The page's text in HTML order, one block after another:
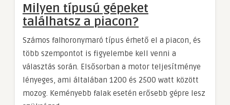
Milyen típusú gépeket
találhatsz a piacon?
Számos falhoronymaró típus érhető el a piacon, és
több szempontot is figyelembe kell venni a
választás során. Elsősorban a motor teljesítménye
lényeges, ami általában 1200 és 2500 watt között
mozog. Keményebb falak esetén erősebb gépre lesz